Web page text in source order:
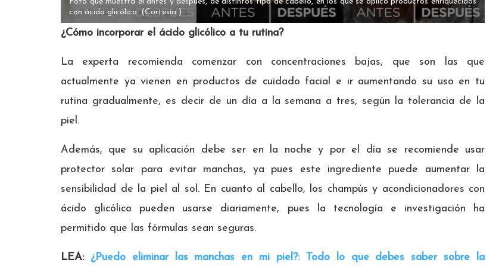
con ácido glicólico. (Cortesía )
¿Cómo incorporar el ácido glicólico a tu rutina?
La experta recomienda comenzar con concentraciones bajas, que son las que
actualmente ya vienen en productos de cuidado facial e ir aumentando su uso en tu
rutina gradualmente, es decir de un día a la semana a tres, según la tolerancia de la
piel.
Además, que su aplicación debe ser en la noche y por el día se recomiende usar
protector solar para evitar manchas, ya pues este ingrediente puede aumentar la
sensibilidad de la piel al sol. En cuanto al cabello, los champús y acondicionadores con
ácido glicólico pueden usarse diariamente, pues la tecnología e investigación ha
permitido que las fórmulas sean seguras.
LEA: ¿Puedo eliminar las manchas en mi piel?: Todo lo que debes saber sobre la